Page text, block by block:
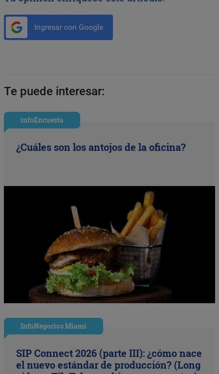
Ingresar con Google
Te puede interesar:
infoEncuesta
¿Cuáles son los antojos de la oficina?
InfoNegocios Miami
SIP Connect 2026 (parte III): ¿cómo nace
el nuevo estándar de producción? (Long